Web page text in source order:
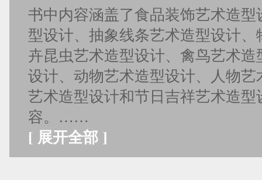
书中内容涵盖了食品装饰艺术造
型设计、抽象线条艺术造型设计
卉昆虫艺术造型设计、禽鸟艺术
设计、动物艺术造型设计、人物
艺术造型设计和节日吉祥艺术造型
容。……
[ 展开全部 ]